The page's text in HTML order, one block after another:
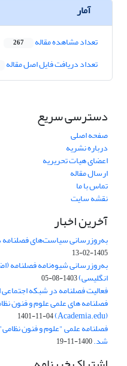
آمار
تعداد مشاهده مقاله 267
تعداد دریافت فایل اصل مقاله
دسترسی سریع
صفحه اصلی
درباره نشریه
اعضای هیات تحریریه
ارسال مقاله
تماس با ما
نقشه سایت
آخرین اخبار
به‌روزرسانی سیاست‌های
1405-02-13
به‌روزرسانی شیوه‌نامه
انگلیسی)1403-08-05
فعالیت فصلنامه در شبکه اجتماعی
فصلنامه های علمی علوم و فنون
(Academia.edu)
1401-11-04
شد.1400-11-19